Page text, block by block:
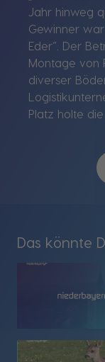
Jahr hinweg
Gewinner
Eder“. Der
Montage von
diverser
Platz holte
Das könnte